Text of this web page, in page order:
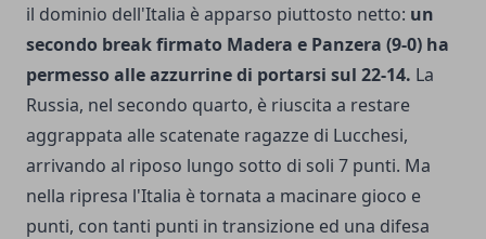
il dominio dell'Italia è apparso piuttosto netto: un
secondo break firmato Madera e Panzera (9-0) ha
permesso alle azzurrine di portarsi sul 22-14. La
Russia, nel secondo quarto, è riuscita a restare
aggrappata alle scatenate ragazze di Lucchesi,
arrivando al riposo lungo sotto di soli 7 punti. Ma
nella ripresa l'Italia è tornata a macinare gioco e
punti, con tanti punti in transizione ed una difesa